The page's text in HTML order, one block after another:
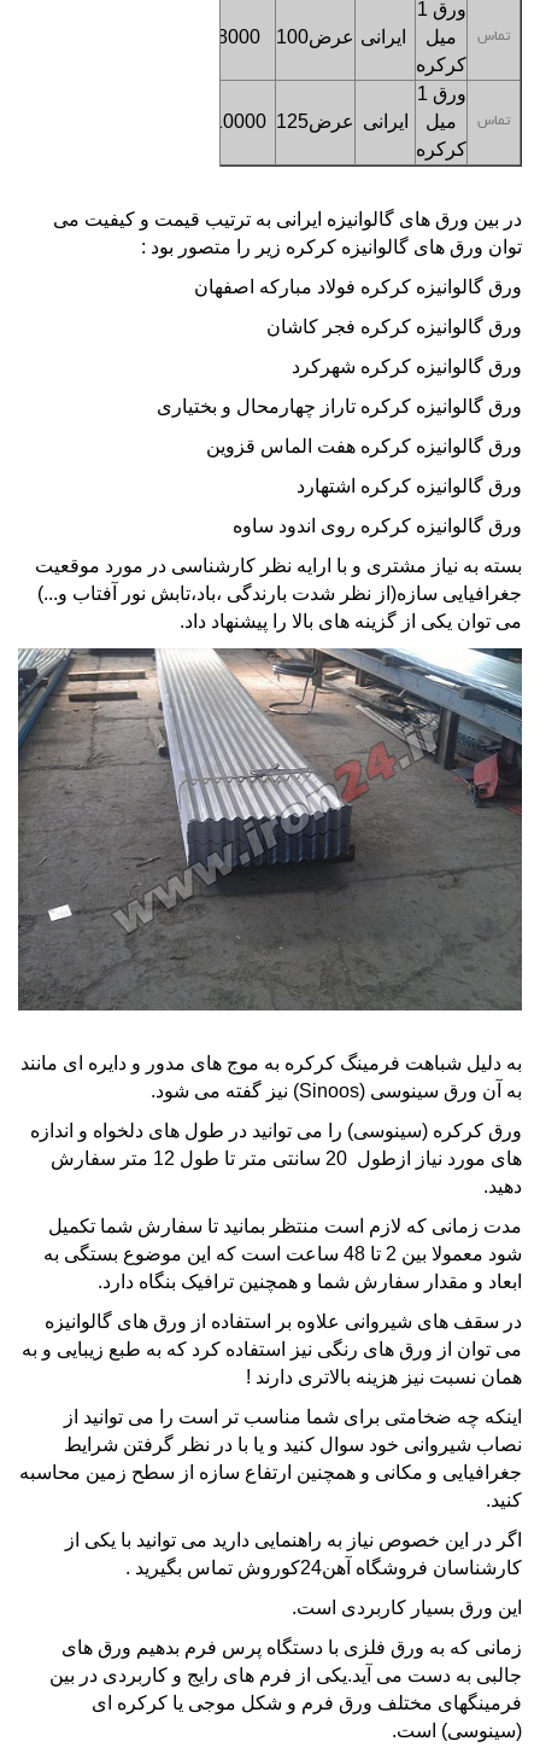
تماس
ورق 1
میل
کرکره
ایرانی عرض100 8000
تماس
ورق 1
میل
کرکره
ایرانی عرض125 10000
در بین ورق های گالوانیزه ایرانی به ترتیب قیمت و کیفیت می
توان ورق های گالوانیزه کرکره زیر را متصور بود :
ورق گالوانیزه کرکره فولاد مبارکه اصفهان
ورق گالوانیزه کرکره فجر کاشان
ورق گالوانیزه کرکره شهرکرد
ورق گالوانیزه کرکره تاراز چهارمحال و بختیاری
ورق گالوانیزه کرکره هفت الماس قزوین
ورق گالوانیزه کرکره اشتهارد
ورق گالوانیزه کرکره روی اندود ساوه
بسته به نیاز مشتری و با ارایه نظر کارشناسی در مورد موقعیت
جغرافیایی سازه(از نظر شدت بارندگی ،باد،تابش نور آفتاب و...)
می توان یکی از گزینه های بالا را پیشنهاد داد.
به دلیل شباهت فرمینگ کرکره به موج های مدور و دایره ای مانند
به آن ورق سینوسی (Sinoos) نیز گفته می شود.
ورق کرکره (سینوسی) را می توانید در طول های دلخواه و اندازه
های مورد نیاز ازطول 20 سانتی متر تا طول 12 متر سفارش
دهید.
مدت زمانی که لازم است منتظر بمانید تا سفارش شما تکمیل
شود معمولا بین 2 تا 48 ساعت است که این موضوع بستگی به
ابعاد و مقدار سفارش شما و همچنین ترافیک بنگاه دارد.
در سقف های شیروانی علاوه بر استفاده از ورق های گالوانیزه
می توان از ورق های رنگی نیز استفاده کرد که به طبع زیبایی و به
همان نسبت نیز هزینه بالاتری دارند !
اینکه چه ضخامتی برای شما مناسب تر است را می توانید از
نصاب شیروانی خود سوال کنید و یا با در نظر گرفتن شرایط
جغرافیایی و مکانی و همچنین ارتفاع سازه از سطح زمین محاسبه
کنید.
اگر در این خصوص نیاز به راهنمایی دارید می توانید با یکی از
کارشناسان فروشگاه آهن24کوروش
تماس بگیرید .
این ورق بسیار کاربردی است.
زمانی که به ورق فلزی با دستگاه پرس فرم بدهیم ورق های
جالبی به دست می آید.یکی از فرم های رایج و کاربردی در بین
فرمینگهای مختلف ورق فرم و شکل موجی یا کرکره ای
(سینوسی) است.